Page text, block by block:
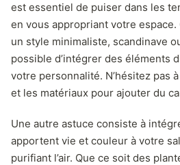
est essentiel de puiser dans les
en vous appropriant votre
un style minimaliste, scandinave
possible d’intégrer des éléments
votre personnalité. N’hésitez pas
et les matériaux pour ajouter du
Une autre astuce consiste à
apportent vie et couleur à votre
purifiant l’air. Que ce soit des